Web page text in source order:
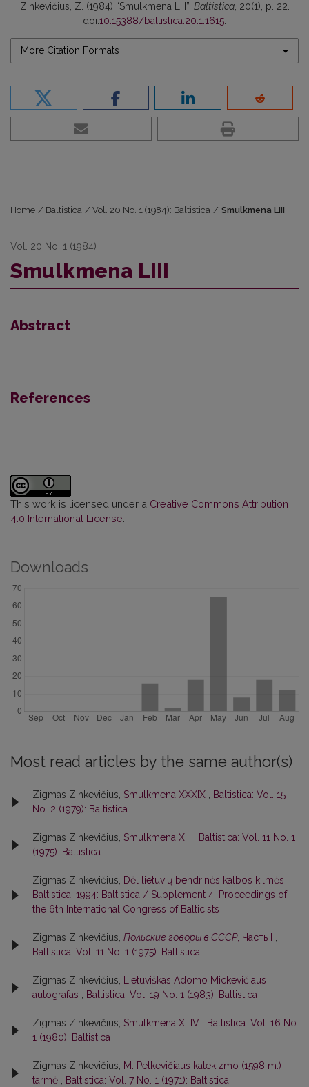
Zinkevičius, Z. (1984) “Smulkmena LIII”, Baltistica, 20(1), p. 22.
doi:10.15388/baltistica.20.1.1615.
More Citation Formats
Home / Baltistica / Vol. 20 No. 1 (1984): Baltistica / Smulkmena LIII
Vol. 20 No. 1 (1984)
Smulkmena LIII
Abstract
–
References
This work is licensed under a Creative Commons Attribution
4.0 International License
Downloads
Most read articles by the same author(s)
Zigmas Zinkevičius, Smulkmena XXXIX , Baltistica: Vol. 15
No. 2 (1979): Baltistica
Zigmas Zinkevičius, Smulkmena XIII , Baltistica: Vol. 11 No. 1
(1975): Baltistica
Zigmas Zinkevičius, Dėl lietuvių bendrinės kalbos kilmės ,
Baltistica: 1994: Baltistica / Supplement 4: Proceedings of
the 6th International Congress of Balticists
Zigmas Zinkevičius, Польские говоры в СССР, Часть I ,
Baltistica: Vol. 11 No. 1 (1975): Baltistica
Zigmas Zinkevičius, Lietuviškas Adomo Mickevičiaus
autografas , Baltistica: Vol. 19 No. 1 (1983): Baltistica
Zigmas Zinkevičius, Smulkmena XLIV , Baltistica: Vol. 16 No.
1 (1980): Baltistica
Zigmas Zinkevičius, M. Petkevičiaus katekizmo (1598 m.)
tarmė , Baltistica: Vol. 7 No. 1 (1971): Baltistica